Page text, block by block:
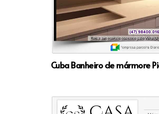
Cuba Banheiro de mármore